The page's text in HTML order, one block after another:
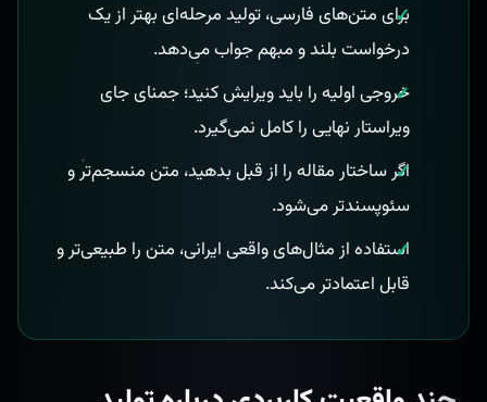
برای متن‌های فارسی، تولید مرحله‌ای بهتر از یک
درخواست بلند و مبهم جواب می‌دهد.
خروجی اولیه را باید ویرایش کنید؛ جمنای جای
ویراستار نهایی را کامل نمی‌گیرد.
اگر ساختار مقاله را از قبل بدهید، متن منسجم‌تر و
سئوپسندتر می‌شود.
استفاده از مثال‌های واقعی ایرانی، متن را طبیعی‌تر و
قابل اعتمادتر می‌کند.